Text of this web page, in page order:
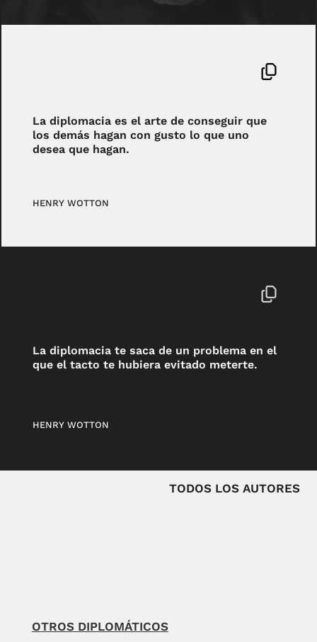
La diplomacia es el arte de conseguir que
los demás hagan con gusto lo que uno
desea que hagan.
HENRY WOTTON
La diplomacia te saca de un problema en el
que el tacto te hubiera evitado meterte.
HENRY WOTTON
TODOS LOS AUTORES
OTROS DIPLOMÁTICOS